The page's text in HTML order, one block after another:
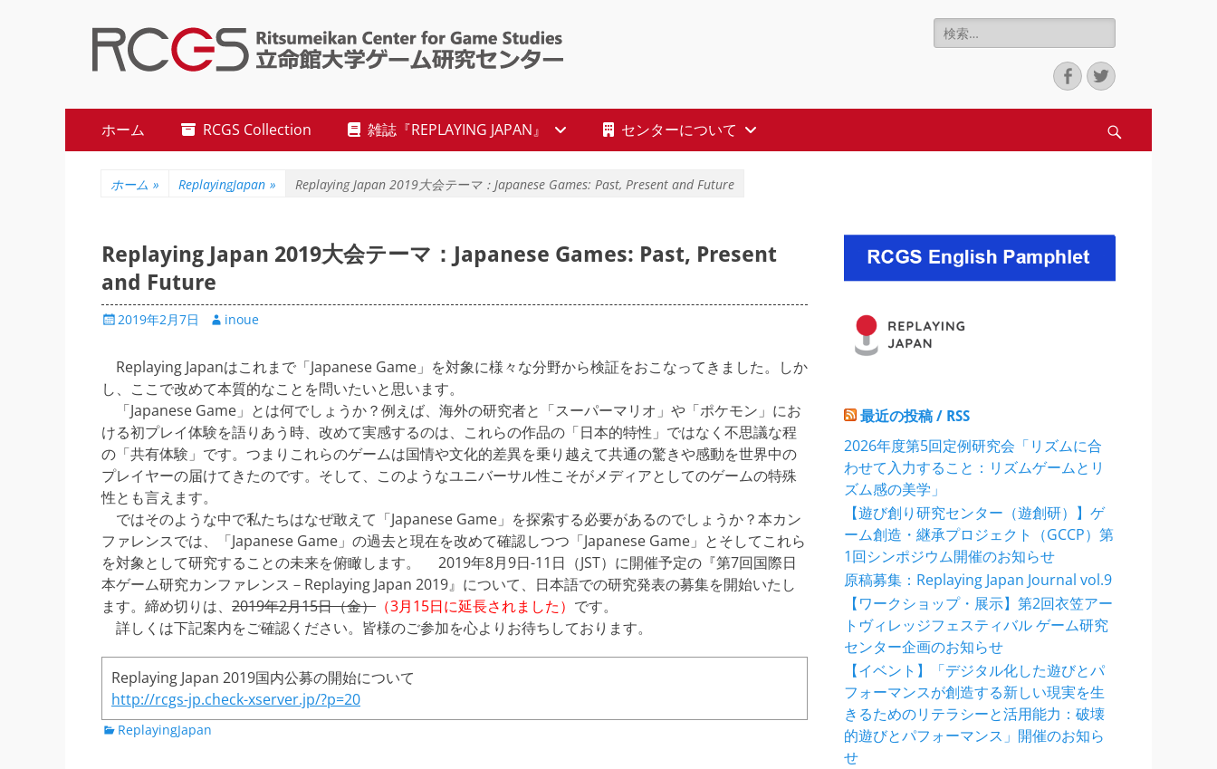
立命館大学ゲーム研究センター : Ritsumeikan Center for Game
検
索:
Facebook
Twitter
メ
イ
ニ
ュ
ー
ホーム RCGS Collection 雑誌『REPLAYING JAPAN』 センターについて
ホーム » ReplayingJapan » Replaying Japan 2019大会テーマ：Japanese Games: Past, Present and Future
Replaying Japan 2019大会テーマ：Japanese Games: Past, Present
and Future
投 2019年2月7日
投 inoue
Replaying Japanはこれまで「Japanese Game」を対象に様々な分野から検証をおこなってきました。しか
し、ここで改めて本質的なことを問いたいと思います。
「Japanese Game」とは何でしょうか？例えば、海外の研究者と「スーパーマリオ」や「ポケモン」にお
ける初プレイ体験を語りあう時、改めて実感するのは、これらの作品の「日本的特性」ではなく不思議な程
の「共有体験」です。つまりこれらのゲームは国情や文化的差異を乗り越えて共通の驚きや感動を世界中の
プレイヤーの届けてきたのです。そして、このようなユニバーサル性こそがメディアとしてのゲームの特殊
性とも言えます。
ではそのような中で私たちはなぜ敢えて「Japanese Game」を探索する必要があるのでしょうか？本カン
ファレンスでは、「Japanese Game」の過去と現在を改めて確認しつつ「Japanese Game」とそしてこれら
を対象として研究することの未来を俯瞰します。 2019年8月9日-11日（JST）に開催予定の『第7回国際日
本ゲーム研究カンファレンス－Replaying Japan 2019』について、日本語での研究発表の募集を開始いたし
ます。締め切りは、 2019年2月15日（金） （3月15日に延長されました） です。
詳しくは下記案内をご確認ください。皆様のご参加を心よりお待ちしております。
Replaying Japan 2019国内公募の開始について
http://rcgs-jp.check-xserver.jp/?p=20
カ ReplayingJapan
最近の投稿 / RSS
2026年度第5回定例研究会「リズムに合
わせて入力すること：リズムゲームとリ
ズム感の美学」
【遊び創り研究センター（遊創研）】ゲ
ーム創造・継承プロジェクト（GCCP）第
1回シンポジウム開催のお知らせ
原稿募集：Replaying Japan Journal vol.9
【ワークショップ・展示】第2回衣笠アー
トヴィレッジフェスティバル ゲーム研究
センター企画のお知らせ
【イベント】「デジタル化した遊びとパ
フォーマンスが創造する新しい現実を生
きるためのリテラシーと活用能力：破壊
的遊びとパフォーマンス」開催のお知ら
せ